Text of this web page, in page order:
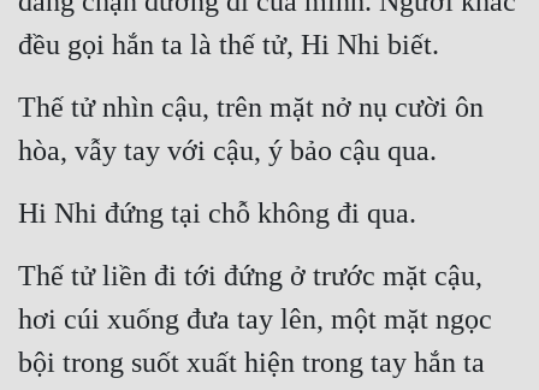
đều gọi hắn ta là thế tử, Hi Nhi biết.
Thế tử nhìn cậu, trên mặt nở nụ cười ôn
hòa, vẫy tay với cậu, ý bảo cậu qua.
Hi Nhi đứng tại chỗ không đi qua.
Thế tử liền đi tới đứng ở trước mặt cậu,
hơi cúi xuống đưa tay lên, một mặt ngọc
bội trong suốt xuất hiện trong tay hắn ta